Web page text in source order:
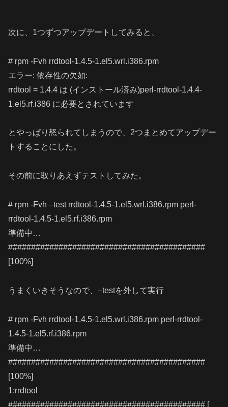
次に、1つずつアップデートしてみると、
# rpm -Fvh rrdtool-1.4.5-1.el5.wrl.i386.rpm
エラー: 依存性の欠如:
rrdtool = 1.4.4 は (インストール済み)perl-rrdtool-1.4.4-
1.el5.rf.i386 に必要とされています
とやっぱり怒られてしまうので、2つまとめてアップデー
トすることにした。
その前に取りあえずテストしてみた。
# rpm -Fvh –test rrdtool-1.4.5-1.el5.wrl.i386.rpm perl-
rrdtool-1.4.5-1.el5.rf.i386.rpm
準備中…
###########################################
[100%]
うまくいきそうなので、–testを外して実行
# rpm -Fvh rrdtool-1.4.5-1.el5.wrl.i386.rpm perl-rrdtool-
1.4.5-1.el5.rf.i386.rpm
準備中…
###########################################
[100%]
1:rrdtool
########################################### [